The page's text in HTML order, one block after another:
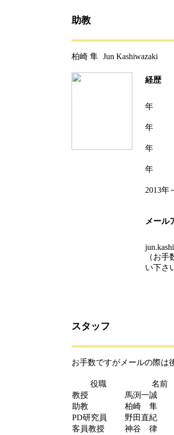
助教
柏崎 隼 Jun Kashiwazaki
経歴
年
年
年
年
2013年
メール
（お
い下さ
スタッフ
お手数ですがメールの際は
役職 名前
教授
馬渕一誠
助教
柏崎 隼
PD研究員
野田直紀
客員教授
神谷 律